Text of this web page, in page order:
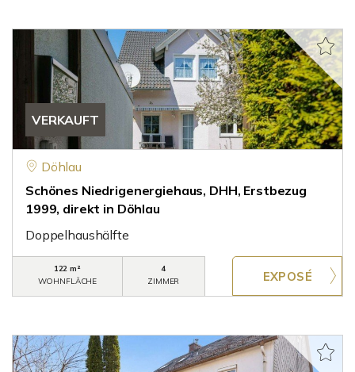
VERKAUFT
Döhlau
Schönes Niedrigenergiehaus, DHH, Erstbezug
1999, direkt in Döhlau
Doppelhaushälfte
122 m²
WOHNFLÄCHE
4
ZIMMER